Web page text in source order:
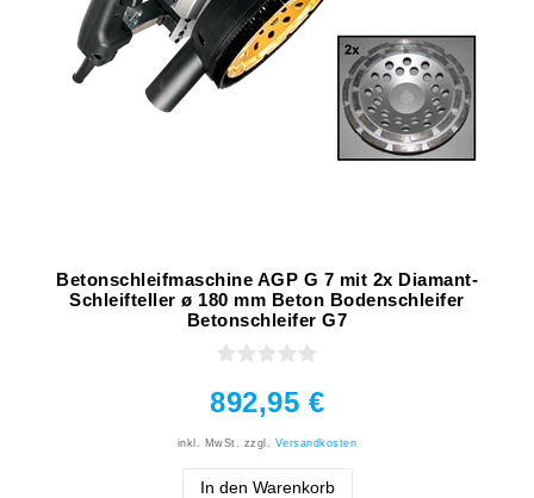
Betonschleifmaschine AGP G 7 mit 2x Diamant-
Schleifteller ø 180 mm Beton Bodenschleifer
Betonschleifer G7
892,95 €
inkl. MwSt. zzgl. Versandkosten
In den Warenkorb